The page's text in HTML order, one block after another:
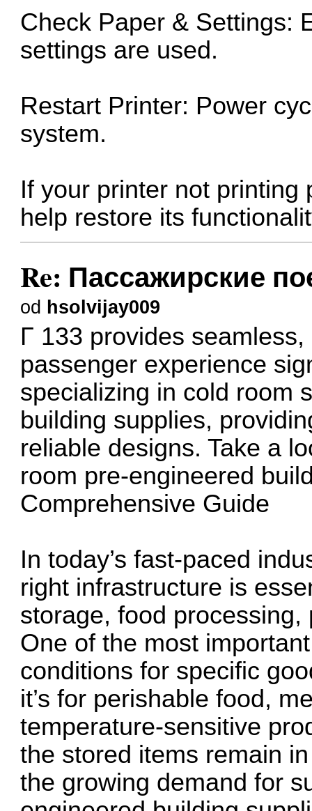
Check Paper & Settings:
settings are used.
Restart Printer: Power
system.
If your printer not printing
help restore its
Re: Пассажирские
od hsolvijay009
Г 133 provides
passenger experience
specializing in cold room
building supplies,
reliable designs. Take a
room pre-engineered
Comprehensive Guide
In today’s fast-paced
right infrastructure is
storage, food
One of the most
conditions for specific
it’s for perishable food,
temperature-sensitive
the stored items remain
the growing demand for